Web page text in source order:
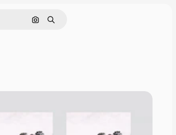
Поиск по изображению
Поиск